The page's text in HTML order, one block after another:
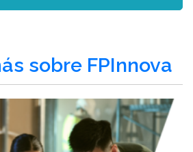
sobre FPInnova